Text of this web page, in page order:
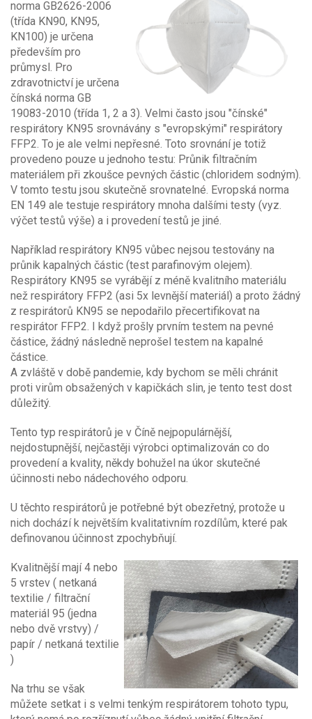
norma GB2626-2006
(třída KN90, KN95,
KN100) je určena
především pro
průmysl. Pro
zdravotnictví je určena
čínská norma GB
19083-2010 (třída 1, 2 a 3). Velmi často jsou "čínské"
respirátory KN95 srovnávány s "evropskými" respirátory
FFP2. To je ale velmi nepřesné. Toto srovnání je totiž
provedeno pouze u jednoho testu: Průnik filtračním
materiálem při zkoušce pevných částic (chloridem sodným).
V tomto testu jsou skutečně srovnatelné. Evropská norma
EN 149 ale testuje respirátory mnoha dalšími testy (vyz.
výčet testů výše) a i provedení testů je jiné.
Například respirátory KN95 vůbec nejsou testovány na
průnik kapalných částic (test parafinovým olejem).
Respirátory KN95 se vyrábějí z méně kvalitního materiálu
než respirátory FFP2 (asi 5x levnější materiál) a proto žádný
z respirátorů KN95 se nepodařilo přecertifikovat na
respirátor FFP2. I když prošly prvním testem na pevné
částice, žádný následně neprošel testem na kapalné
částice.
A zvláště v době pandemie, kdy bychom se měli chránit
proti virům obsažených v kapičkách slin, je tento test dost
důležitý.
Tento typ respirátorů je v Číně nejpopulárnější,
nejdostupnější, nejčastěji výrobci optimalizován co do
provedení a kvality, někdy bohužel na úkor skutečné
účinnosti nebo nádechového odporu.
U těchto respirátorů je potřebné být obezřetný, protože u
nich dochází k největším kvalitativním rozdílům, které pak
definovanou účinnost zpochybňují.
Kvalitnější mají 4 nebo
5 vrstev ( netkaná
textilie / filtrační
materiál 95 (jedna
nebo dvě vrstvy) /
papír / netkaná textilie
)
Na trhu se však
můžete setkat i s velmi tenkým respirátorem tohoto typu,